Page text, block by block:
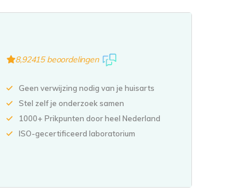
8,92415 beoordelingen
Geen verwijzing nodig van je huisarts
Stel zelf je onderzoek samen
1000+ Prikpunten door heel Nederland
ISO-gecertificeerd laboratorium